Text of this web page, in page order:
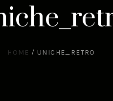
HOME / UNICHE_RETRO